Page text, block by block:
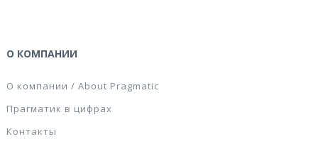
О КОМПАНИИ
О компании / About Pragmatic
Прагматик в цифрах
Контакты